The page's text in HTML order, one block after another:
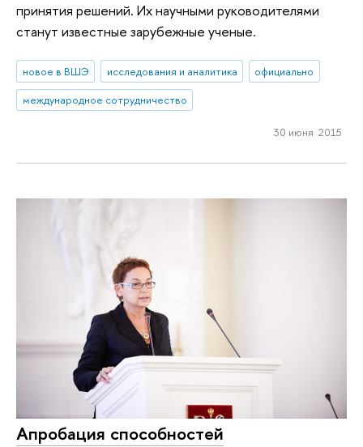
принятия решений. Их научными руководителями
станут известные зарубежные ученые.
новое в ВШЭ исследования и аналитика
официально
международное сотрудничество
30 июня 2015
Апробация способностей